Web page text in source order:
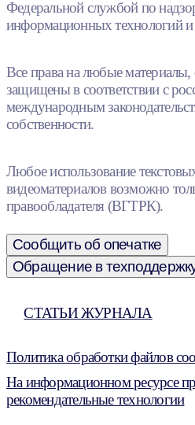
Федеральной службой по
информационных технологий
Все права на любые материалы,
защищены в соответствии с
международным
собственности.
Любое использование
видеоматериалов возможно
правообладателя (ВГТРК).
Сообщить об опечатке
Обращение в
СТАТЬИ ЖУРНАЛА
Политика обработки файлов
На информационном ресурсе
рекомендательные технологии